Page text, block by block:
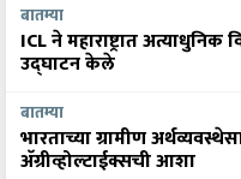
बातम्या
ICL ने महाराष्ट्रात अत्याधुनिक
उद्घाटन केले
बातम्या
भारताच्या ग्रामीण
अ‍ॅग्रीव्होल्टाईक्सची आशा